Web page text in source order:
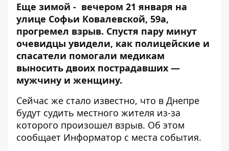
Еще зимой - вечером 21 января на
улице Софьи Ковалевской, 59а,
прогремел взрыв. Спустя пару минут
очевидцы увидели, как полицейские и
спасатели помогали медикам
выносить двоих пострадавших —
мужчину и женщину.
Сейчас же стало известно, что в Днепре
будут судить местного жителя из-за
которого произошел взрыв. Об этом
сообщает Информатор с места события.